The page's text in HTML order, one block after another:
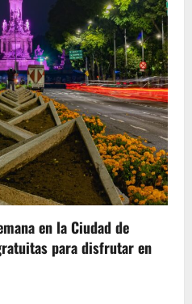
en la Ciudad de
para disfrutar en